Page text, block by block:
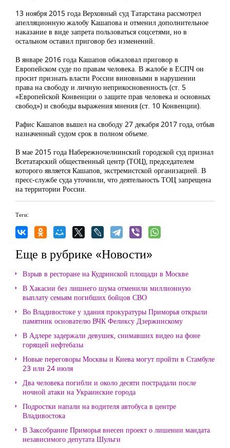
13 ноября 2015 года Верховный суд Татарстана рассмотрел
апелляционную жалобу Кашапова и отменил дополнительное
наказание в виде запрета пользоваться соцсетями, но в
остальном оставил приговор без изменений.
В январе 2016 года Кашапов обжаловал приговор в
Европейском суде по правам человека. В жалобе в ЕСПЧ он
просит признать власти России виновными в нарушении
права на свободу и личную неприкосновенность (ст. 5
«Европейской Конвенции о защите прав человека и основных
свобод») и свободы выражения мнения (ст. 10 Конвенции).
Рафис Кашапов вышел на свободу 27 декабря 2017 года, отбыв
назначенный судом срок в полном объеме.
В мае 2015 года Набережночелнинский городской суд признал
Всетатарский общественный центр (ТОЦ), председателем
которого является Кашапов, экстремистской организацией. В
пресс-службе суда уточнили, что деятельность ТОЦ запрещена
на территории России.
Теги:
Еще в рубрике «Новости»
Взрыв в ресторане на Кудринской площади в Москве
В Хакасии без лишнего шума отменили миллионную
выплату семьям погибших бойцов СВО
Во Владивостоке у здания прокуратуры Приморья открыли
памятник основателю ВЧК Феликсу Дзержинскому
В Адлере задержали девушек, снимавших видео на фоне
горящей нефтебазы
Новые переговоры Москвы и Киева могут пройти в Стамбуле
23 или 24 июля
Два человека погибли и около десяти пострадали после
ночной атаки на Украинские города
Подростки напали на водителя автобуса в центре
Владивостока
В Заксобрание Приморья внесен проект о лишении мандата
независимого депутата Шульги